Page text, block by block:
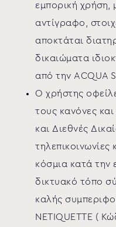
εμπορική χρήση,
αντίγραφο,
αποκτάται
δικαιώματα
από την ACQUA
Ο χρήστης
τους κανόνες και
και Διεθνές
τηλεπικοινωνίες
κόσμια κατά την
δικτυακό τόπο
καλής
NETIQUETTE (